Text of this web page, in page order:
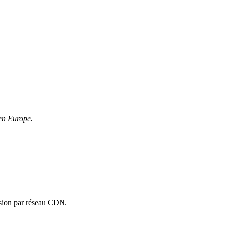
Europe.
par réseau CDN.